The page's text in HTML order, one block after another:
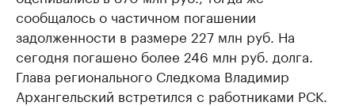
сообщалось о частичном погашении
задолженности в размере 227 млн руб. На
сегодня погашено более 246 млн руб. долга.
Глава регионального Следкома Владимир
Архангельский встретился с работниками РСК.